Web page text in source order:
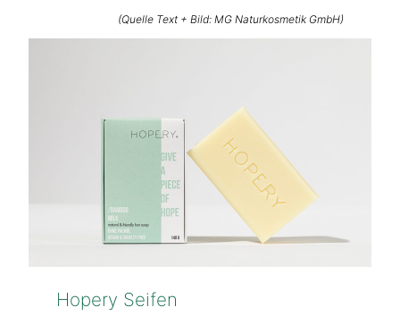
(Quelle Text + Bild: MG Naturkosmetik GmbH)
Hopery Seifen